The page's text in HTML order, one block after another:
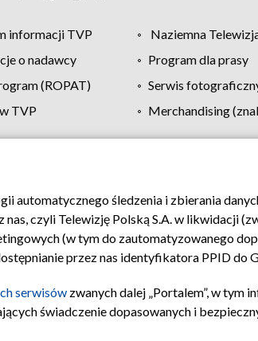
informacji TVP Naziemna
o nadawcy
Program dla prasy
(ROPAT)
Serwis
TVP
Merchandising
Moje zgody Pomoc Biuro reklamy
automatycznego śledzenia i zbierania
czyli Telewizję Polską S.A. w likwidacji
(w tym do zautomatyzowanego
przez nas identyfikatora PPID do
serwisów zwanych dalej „Portalem”, w tym
świadczenie dopasowanych i